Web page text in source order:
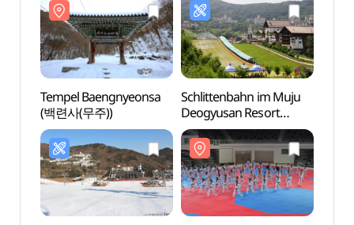
Tempel Baengnyeonsa
(백련사(무주))
Schlittenbahn im Muju
Deogyusan Resort
(무주덕유산리조트
썰매장)